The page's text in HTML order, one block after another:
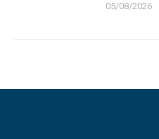
05/08/2026